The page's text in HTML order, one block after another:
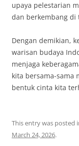
upaya pelestarian
dan berkembang di
Dengan demikian,
warisan budaya
menjaga
kita bersama-sama
bentuk cinta kita
This entry was posted
March 24, 2026.